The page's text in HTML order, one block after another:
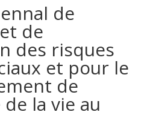
de
de
des risques
et pour le
de
la vie au